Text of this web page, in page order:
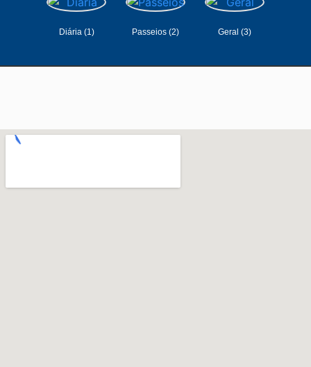
Diária (1) Passeios (2) Geral (3)